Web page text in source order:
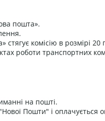
пошта».
комісію в розмірі 20
роботи транспортних
на пошті.
Пошти" і оплачується